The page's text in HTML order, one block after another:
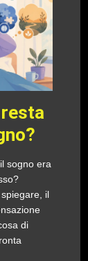
sogno era
il
di